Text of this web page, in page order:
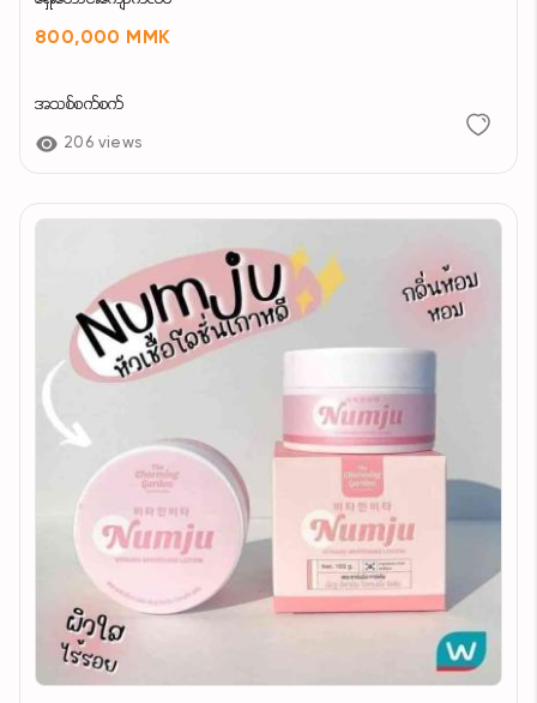
800,000 MMK
အသစ်စက်စက်
206 views